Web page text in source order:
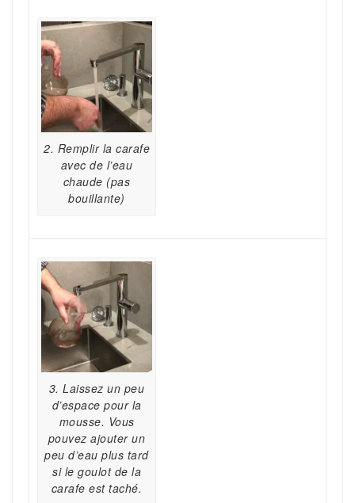
2. Remplir la carafe
avec de l’eau
chaude (pas
bouillante)
3. Laissez un peu
d’espace pour la
mousse. Vous
pouvez ajouter un
peu d’eau plus tard
si le goulot de la
carafe est taché.